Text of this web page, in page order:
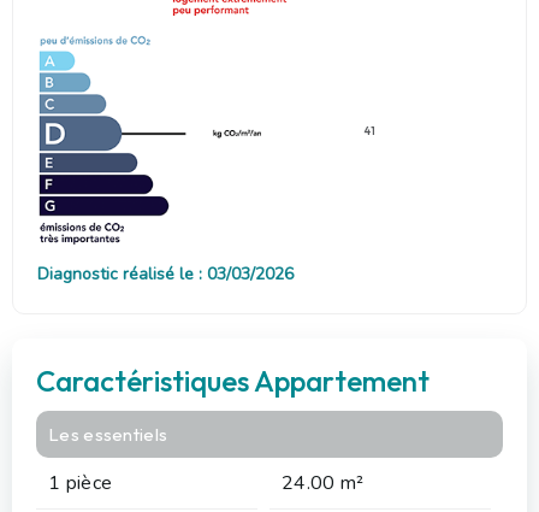
41
Diagnostic réalisé le : 03/03/2026
Caractéristiques Appartement
Les essentiels
1 pièce
24.00 m²